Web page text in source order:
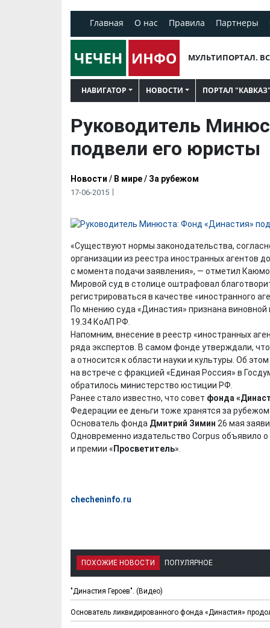
Главная О нас Правила Партнеры
МУЛЬТИПОРТАЛ.
НАВИГАТОР НОВОСТИ ПОРТАЛ "КАВКАЗ"
Руководитель
подвели его юристы
Новости / В мире/ За рубежом
17-06-2015
«Существуют нормы законодательства,
организации из реестра иностранных агентов
с момента подачи заявления», — отметил
Мировой суд в столице оштрафовал
регистрироваться в качестве «иностранного
По мнению суда «Династия» признана
19.34 КоАП РФ.
Напомним, внесение в реестр «иностранных
ряда экспертов. В самом фонде утверждали,
а относится к области науки и культуры. Об
на встрече с фракцией «Единая Россия» в
обратилось министерство юстиции РФ.
Ранее стало известно, что совет фонда
Федерации ее деньги тоже хранятся за
Основатель фонда Дмитрий Зимин 26 мая
Одновременно издательство Corpus объявило о
и премии « Просветитель».
checheninfo.ru
ПОХОЖИЕ НОВОСТИ ПОПУЛЯРНОЕ
"Династия Героев". (Видео)
Основатель ликвидированного фонда «Династия»